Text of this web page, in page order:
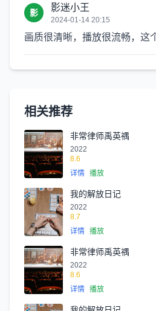
影 影迷小王
2024-01-14 20:15
画质很清晰，播放很流畅，这
相关推荐
非常律师禹英禑
2022
8.6
详情 播放
我的解放日记
2022
8.7
详情 播放
非常律师禹英禑
2022
8.6
详情 播放